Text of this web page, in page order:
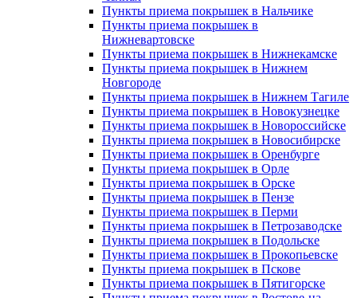
Пункты приема покрышек в Нальчике
Пункты приема покрышек в
Нижневартовске
Пункты приема покрышек в Нижнекамске
Пункты приема покрышек в Нижнем
Новгороде
Пункты приема покрышек в Нижнем Тагиле
Пункты приема покрышек в Новокузнецке
Пункты приема покрышек в Новороссийске
Пункты приема покрышек в Новосибирске
Пункты приема покрышек в Оренбурге
Пункты приема покрышек в Орле
Пункты приема покрышек в Орске
Пункты приема покрышек в Пензе
Пункты приема покрышек в Перми
Пункты приема покрышек в Петрозаводске
Пункты приема покрышек в Подольске
Пункты приема покрышек в Прокопьевске
Пункты приема покрышек в Пскове
Пункты приема покрышек в Пятигорске